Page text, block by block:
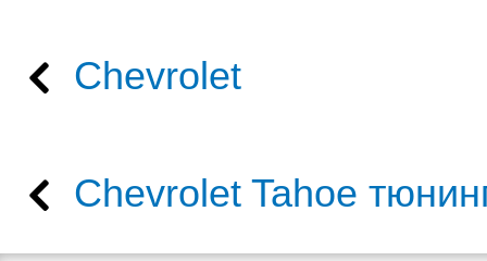
Chevrolet
Chevrolet Tahoe